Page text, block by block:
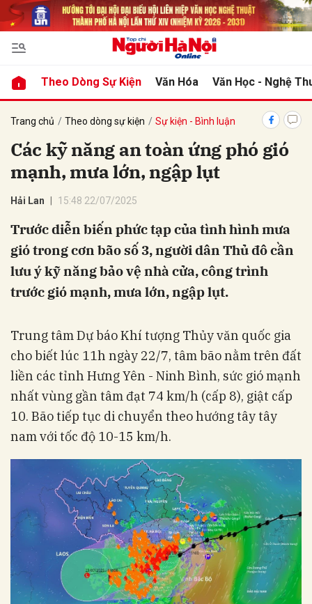
Theo Dòng Sự Kiện Văn Hóa Văn Học - Nghệ
Trang chủ Theo dòng sự kiện Sự kiện - Bình luận
Các kỹ năng an toàn ứng phó gió
mạnh, mưa lớn, ngập lụt
Hải Lan 15:48 22/07/2025
Trước diễn biến phức tạp của tình hình mưa
gió trong cơn bão số 3, người dân Thủ đô cần
lưu ý kỹ năng bảo vệ nhà cửa, công trình
trước gió mạnh, mưa lớn, ngập lụt.
Trung tâm Dự báo Khí tượng Thủy văn quốc gia
cho biết lúc 11h ngày 22/7, tâm bão nằm trên đất
liền các tỉnh Hưng Yên - Ninh Bình, sức gió mạnh
nhất vùng gần tâm đạt 74 km/h (cấp 8), giật cấp
10. Bão tiếp tục di chuyển theo hướng tây tây
nam với tốc độ 10-15 km/h.
luận
Hủy